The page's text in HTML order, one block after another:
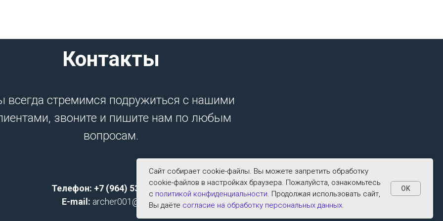
Контакты
всегда стремимся подружиться с нашими
звоните и пишите нам по любым
вопросам.
Телефон: +7 (964) 533-2591;
E-mail: archer001@list.ru
Сайт собирает cookie-файлы. Вы можете запретить обработку
cookie-файлов в настройках браузера. Пожалуйста, ознакомьтесь
с политикой конфиденциальности. Продолжая использовать сайт,
Вы даёте согласие на обработку персональных данных.
OK